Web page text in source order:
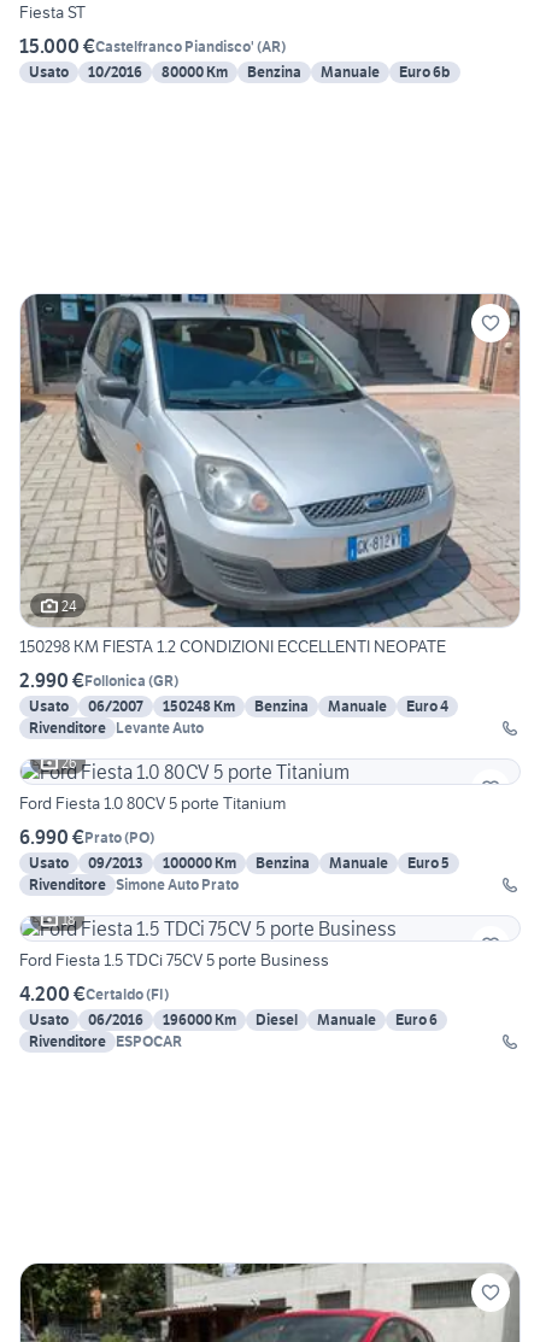
Fiesta ST
15.000 €Castelfranco Piandisco' (AR)
Usato
10/2016 80000 Km Benzina Manuale Euro 6b
24
150298 KM FIESTA 1.2 CONDIZIONI ECCELLENTI NEOPATE
2.990 €Follonica (GR)
Usato
06/2007 150248 Km Benzina Manuale
Euro 4
Rivenditore Levante Auto
26
Ford Fiesta 1.0 80CV 5 porte Titanium
6.990 €Prato(PO)
Usato
09/2013 100000 Km Benzina Manuale
Euro 5
Rivenditore Simone Auto Prato
18
Ford Fiesta 1.5 TDCi 75CV 5 porte Business
4.200 €Certaldo(FI)
Usato
06/2016 196000 Km Diesel Manuale
Euro 6
Rivenditore ESPOCAR